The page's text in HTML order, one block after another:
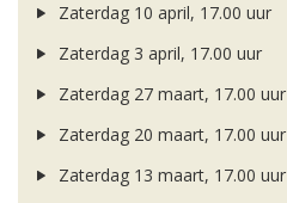
Zaterdag 10 april, 17.00 uur
Zaterdag 3 april, 17.00 uur
Zaterdag 27 maart, 17.00 uur
Zaterdag 20 maart, 17.00 uur
Zaterdag 13 maart, 17.00 uur